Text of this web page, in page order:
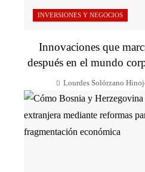
INVERSIONES Y NEGOCIOS
Innovaciones que
después en el mundo
Lourdes Solórzano